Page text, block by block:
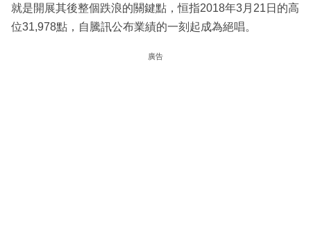
就是開展其後整個跌浪的關鍵點，恒指2018年3月21日的高
位31,978點，自騰訊公布業績的一刻起成為絕唱。
廣告